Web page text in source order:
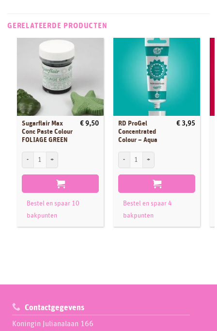
GERELATEERDE PRODUCTEN
Sugarflair Max
Conc Paste Colour
FOLIAGE GREEN
€ 9,50
Sugarflair Max Conc Paste Colour FOLIAGE GREEN aantal
Bestel en spaar 10
bakpunten
RD ProGel
Concentrated
Colour – Aqua
€ 3,95
RD ProGel Concentrated Colour - Aqua
Bestel en spaar 4
bakpunten
Contactgegevens
Koningin Julianalaan 166